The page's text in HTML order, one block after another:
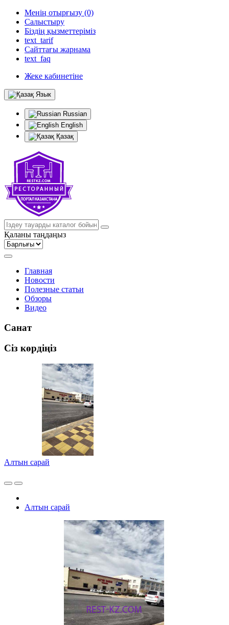
Менің отырғызу (0)
Салыстыру
Біздің қызметтеріміз
text_tarif
Сайттағы жарнама
text_faq
Жеке кабинетіне
Язык
Russian
English
Қазақ
Қаланы таңдаңыз
Главная
Новости
Полезные статьи
Обзоры
Видео
Санат
Сіз көрдіңіз
Алтын сарай
Алтын сарай